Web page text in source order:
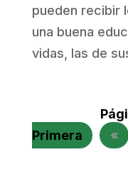
pueden recibir
una buena
vidas, las de
Primera
«